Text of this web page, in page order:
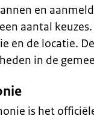
en
aantal
en de locatie.
in de
is het